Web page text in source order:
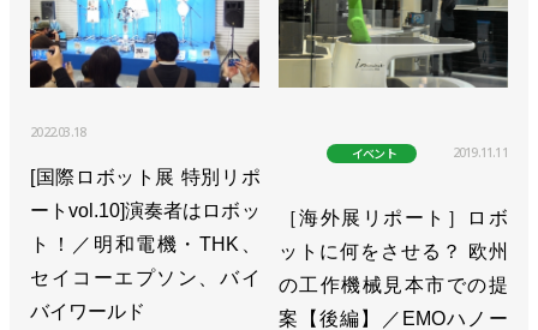
>> [特集 ロボットテクノロジージャパンvol.3①]簡単
なロボットあります まずは触ってみませんか？／
>> [特集 ロボットテクノロジージャパンvol.2]世界に
誇れるロボット産業拠点／大村秀章愛知県知事
>>[特別企画 新ロボット展 in 愛知 vol.8]一歩先行く
ロボとは？
2022.03.18
[国際ロボット展 特別リポ
ートvol.10]演奏者はロボッ
ト！／明和電機・THK、
セイコーエプソン、バイ
バイワールド
イベント 2019.11.11
［海外展リポート］ロボ
ットに何をさせる？ 欧州
の工作機械見本市での提
案【後編】／EMOハノー